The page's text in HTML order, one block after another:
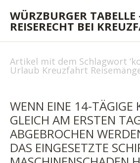
WÜRZBURGER TABELLE
REISERECHT BEI
Artikel mit dem Schlagwort ‘
Urlaub Kreuzfahrt
WENN EINE 14-TÄGIGE
GLEICH AM ERSTEN
ABGEBROCHEN
DAS EINGESETZTE